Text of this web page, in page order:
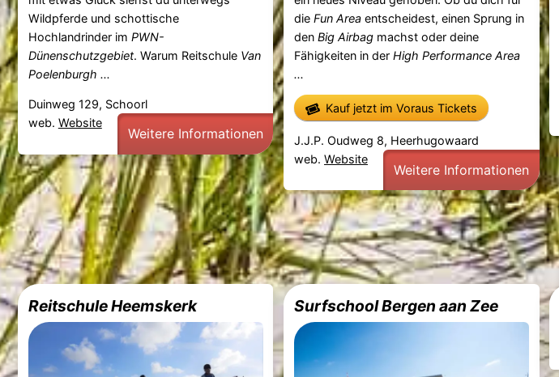
Wildpferde und schottische
Hochlandrinder im PWN-
Dünenschutzgebiet. Warum Reitschule Van
Poelenburgh ...
Duinweg 129, Schoorl
web. Website
Weitere Informationen
die Fun Areaentscheidest, einen Sprung in
den Big Airbagmachst oder deine
Fähigkeiten in der High Performance Area
...
Kauf jetzt im Voraus Tickets
J.J.P. Oudweg 8, Heerhugowaard
web. Website
Weitere Informationen
Reitschule Heemskerk Surfschool Bergen aan Zee